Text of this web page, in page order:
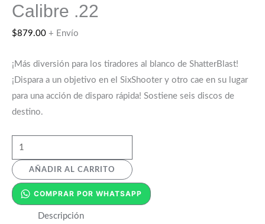
Calibre .22
$879.00 + Envío
¡Más diversión para los tiradores al blanco de ShatterBlast!
¡Dispara a un objetivo en el SixShooter y otro cae en su lugar
para una acción de disparo rápida! Sostiene seis discos de
destino.
AÑADIR AL CARRITO
COMPRAR POR WHATSAPP
Descripción